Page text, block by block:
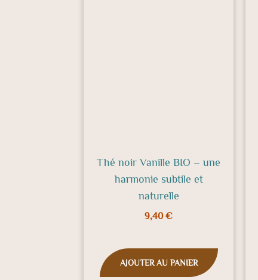
Thé noir Vanille BIO – une
harmonie subtile et
naturelle
9,40€
AJOUTER AU PANIER